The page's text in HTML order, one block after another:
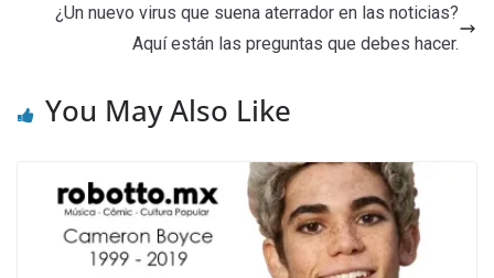
¿Un nuevo virus que suena aterrador en las noticias?
Aquí están las preguntas que debes hacer.
You May Also Like